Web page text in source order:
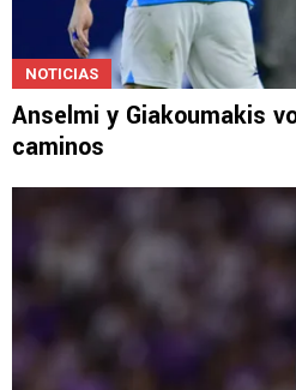
NOTICIAS
Anselmi y Giakoumakis
caminos